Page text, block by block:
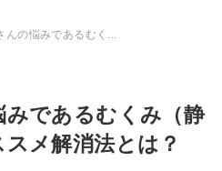
んの悩みであるむく...
みであるむくみ（静
メ解消法とは？